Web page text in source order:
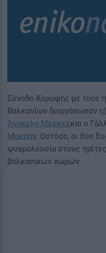
Σύνοδο Κορυφής με τους
Βαλκανίων διοργάνωσαν η
Άνγκελα Μέρκελκαι ο
Μακρόν. Ωστόσο, οι δύο
ψυχρολουσία στους
βαλκανικών χωρών.